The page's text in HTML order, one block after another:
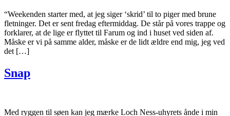
“Weekenden starter med, at jeg siger ‘skrid’ til to piger med brune
fletninger. Det er sent fredag eftermiddag. De står på vores trappe og
forklarer, at de lige er flyttet til Farum og ind i huset ved siden af.
Måske er vi på samme alder, måske er de lidt ældre end mig, jeg ved
det […]
Snap
Med ryggen til søen kan jeg mærke Loch Ness-uhyrets ånde i min